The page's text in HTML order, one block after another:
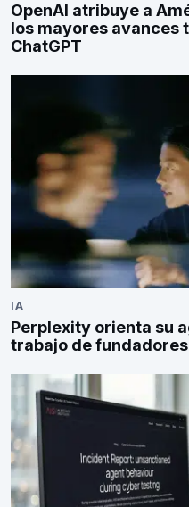
OpenAI atribuye a
los mayores avances
ChatGPT
IA
Perplexity orienta su
trabajo de